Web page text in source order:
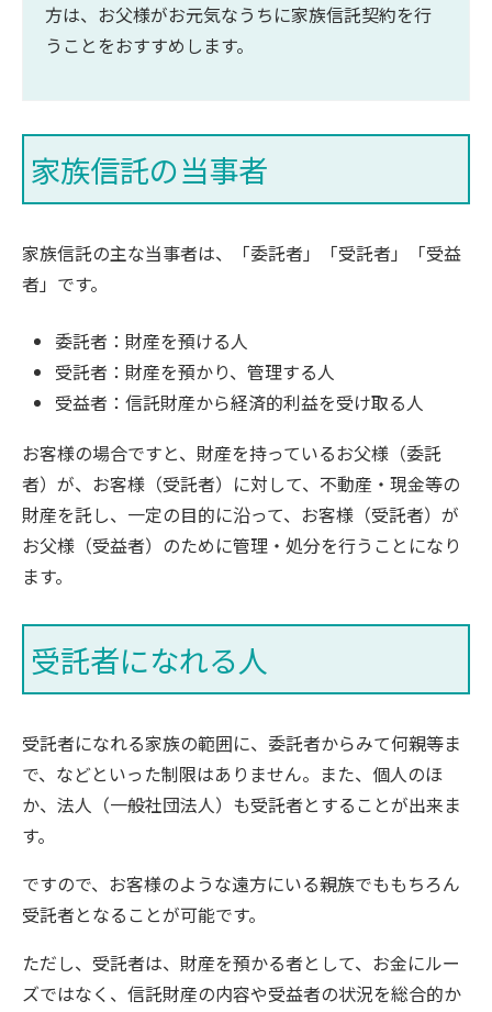
方は、お父様がお元気なうちに家族信託契約を行
うことをおすすめします。
家族信託の当事者
家族信託の主な当事者は、「委託者」「受託者」「受益
者」です。
委託者：財産を預ける人
受託者：財産を預かり、管理する人
受益者：信託財産から経済的利益を受け取る人
お客様の場合ですと、財産を持っているお父様（委託
者）が、お客様（受託者）に対して、不動産・現金等の
財産を託し、一定の目的に沿って、お客様（受託者）が
お父様（受益者）のために管理・処分を行うことになり
ます。
受託者になれる人
受託者になれる家族の範囲に、委託者からみて何親等ま
で、などといった制限はありません。また、個人のほ
か、法人（一般社団法人）も受託者とすることが出来ま
す。
ですので、お客様のような遠方にいる親族でももちろん
受託者となることが可能です。
ただし、受託者は、財産を預かる者として、お金にルー
ズではなく、信託財産の内容や受益者の状況を総合的か